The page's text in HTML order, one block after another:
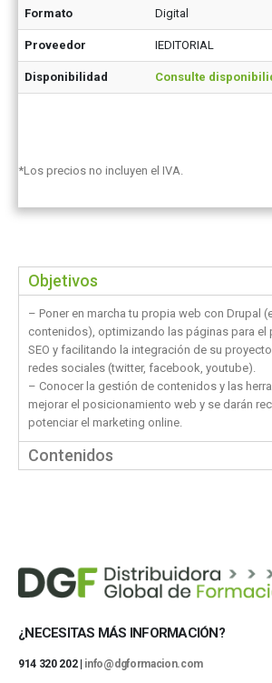
Formato Digital
Proveedor IEDITORIAL
Disponibilidad Consulte
*Los precios no incluyen el IVA.
Objetivos
– Poner en marcha tu propia web con Drupal
contenidos), optimizando las páginas para el
SEO y facilitando la integración de su
redes sociales (twitter, facebook, youtube).
– Conocer la gestión de contenidos y las
mejorar el posicionamiento web y se darán
potenciar el marketing online.
Contenidos
¿NECESITAS MÁS INFORMACIÓN?
914 320 202 | info@dgformacion.com